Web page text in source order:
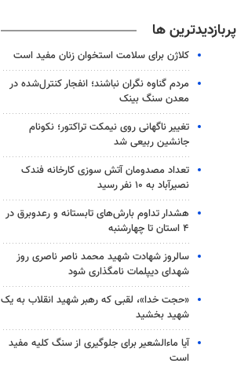
پربازدیدترین ها
کلاژن برای سلامت استخوان زنان مفید است
مردم گناوه نگران نباشند؛ انفجار کنترل‌شده در
معدن سنگ بینک
تغییر ناگهانی روی نیمکت تراکتور؛ نکونام
جانشین ربیعی شد
تعداد مصدومان آتش سوزی کارخانه فندک
نصیرآباد به ۱۰ نفر رسید
هشدار تداوم بارش‌های تابستانه و رعدوبرق در
۴ استان تا چهارشنبه
سالروز شهادت شهید محمد ناصر ناصری روز
شهدای دیپلمات نامگذاری شود
«حجت خدا»، لقبی که رهبر شهید انقلاب به یک
شهید بخشید
آیا ماءالشعیر برای جلوگیری از سنگ کلیه مفید
است